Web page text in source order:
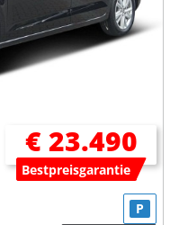
€ 23.490
Bestpreisgarantie
P